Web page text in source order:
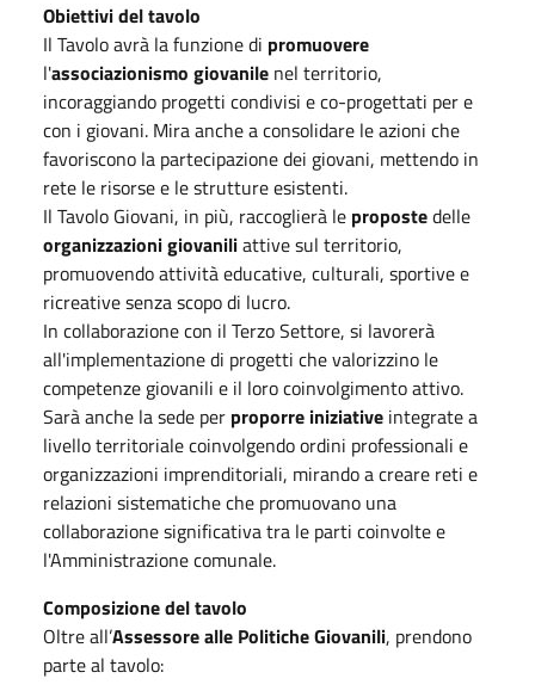
Obiettivi del tavolo
Il Tavolo avrà la funzione di promuovere
l'associazionismo giovanile nel territorio,
incoraggiando progetti condivisi e co-progettati per e
con i giovani. Mira anche a consolidare le azioni che
favoriscono la partecipazione dei giovani, mettendo in
rete le risorse e le strutture esistenti.
Il Tavolo Giovani, in più, raccoglierà le propostedelle
organizzazioni giovaniliattive sul territorio,
promuovendo attività educative, culturali, sportive e
ricreative senza scopo di lucro.
In collaborazione con il Terzo Settore, si lavorerà
all'implementazione di progetti che valorizzino le
competenze giovanili e il loro coinvolgimento attivo.
Sarà anche la sede per proporre iniziative integrate a
livello territoriale coinvolgendo ordini professionali e
organizzazioni imprenditoriali, mirando a creare reti e
relazioni sistematiche che promuovano una
collaborazione significativa tra le parti coinvolte e
l'Amministrazione comunale.
Composizione del tavolo
Oltre all’Assessore alle Politiche Giovanili, prendono
parte al tavolo: